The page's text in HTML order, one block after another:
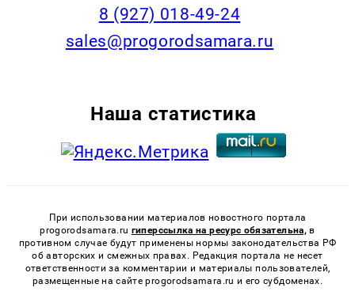
8 (927) 018-49-24
sales@progorodsamara.ru
Наша статистика
При использовании материалов новостного портала
progorodsamara.ru гиперссылка на ресурс обязательна, в
противном случае будут применены нормы законодательства РФ
об авторских и смежных правах. Редакция портала не несет
ответственности за комментарии и материалы пользователей,
размещенные на сайте progorodsamara.ru и его субдоменах.